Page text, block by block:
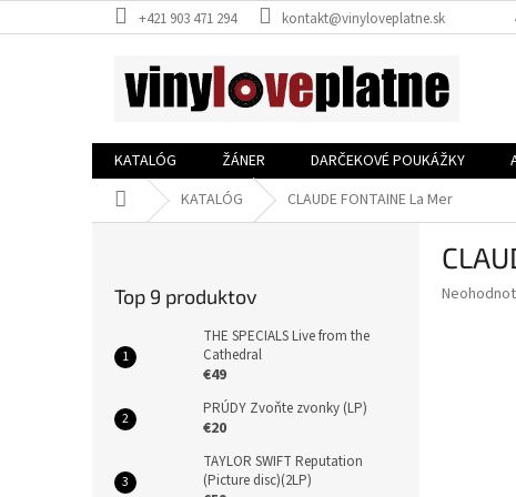
na
+421 903 471 294 kontakt@vinyloveplatne.sk
KATALÓG ŽÁNER DARČEKOVÉ POUKÁŽKY
DomovKATALÓG CLAUDE FONTAINE La Mer
Top 9 produktov
THE SPECIALS Live from the
Cathedral
€49
PRÚDY Zvoňte zvonky (LP)
€20
TAYLOR SWIFT Reputation
(Picture disc)(2LP)
Priemerné